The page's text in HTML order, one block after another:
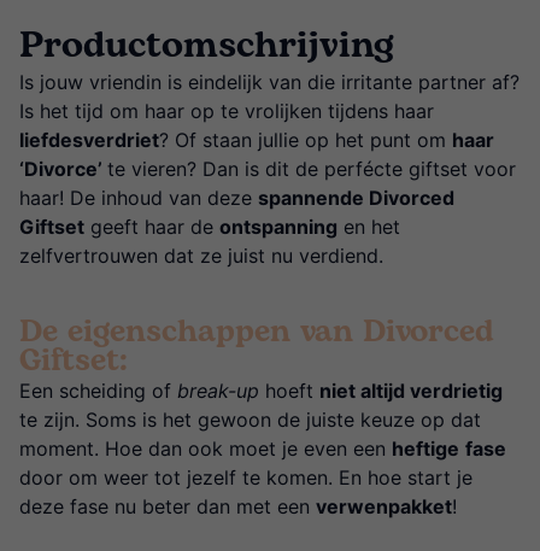
Productomschrijving
Is jouw vriendin is eindelijk van die irritante partner af?
Is het tijd om haar op te vrolijken tijdens haar
liefdesverdriet? Of staan jullie op het punt om haar
‘Divorce’ te vieren? Dan is dit de perfécte giftset voor
haar! De inhoud van deze spannende Divorced
Giftset geeft haar de ontspanning en het
zelfvertrouwen dat ze juist nu verdiend.
De eigenschappen van Divorced
Giftset:
Een scheiding of break-up hoeft niet altijd verdrietig
te zijn. Soms is het gewoon de juiste keuze op dat
moment. Hoe dan ook moet je even een heftige fase
door om weer tot jezelf te komen. En hoe start je
deze fase nu beter dan met een verwenpakket!